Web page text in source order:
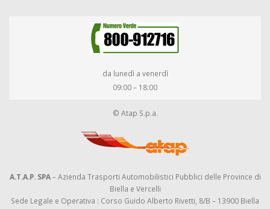
da lunedì a venerdì
09:00 – 18:00
© Atap S.p.a.
A.T.A.P. SPA– Azienda Trasporti Automobilistici Pubblici delle Province di
Biella e Vercelli
Sede Legale e Operativa : Corso Guido Alberto Rivetti, 8/B – 13900 Biella